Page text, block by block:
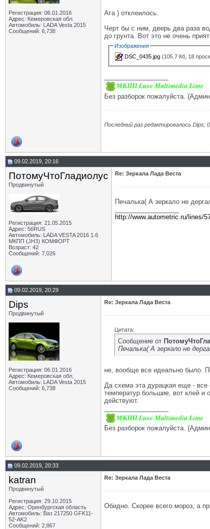
Регистрация: 06.01.2016
Адрес: Кемеровская обл.
Автомобиль: LADA Vesta 2015
Сообщений: 6,738
Ага ) отклеилось.
Черт бы с ним, дверь два раза
до грунта. Вот это не очень
Изображения
DSC_0435.jpg (105.7 Кб, 18
МКПП Luxe Multimedia Lime
Без разборок пожалуйста.
Последний раз редактировалось Dips;
09.02.2019, 20:16
ПотомуЧтоГладиолус
Продвинутый
Регистрация: 21.05.2015
Адрес: 56RUS
Автомобиль: LADA VESTA 2016 1.6
МКПП (JH3) КОМФОРТ
Возраст: 42
Сообщений: 7,026
Re: Зеркала Лада Веста
Печалька( А зеркало не
http://www.autometric.ru/lines/
09.02.2019, 20:29
Dips
Продвинутый
Регистрация: 06.01.2016
Адрес: Кемеровская обл.
Автомобиль: LADA Vesta 2015
Сообщений: 6,738
Re: Зеркала Лада Веста
Цитата:
Сообщение от
Печалька( А зеркало не
не, вообще все идеально было.
Да схема эта дурацкая еще - все
температур большие, вот клей и
действуют.
МКПП Luxe Multimedia Lime
Без разборок пожалуйста.
09.02.2019, 20:33
katran
Продвинутый
Регистрация: 29.10.2015
Адрес: Оренбургская область
Автомобиль: Ваз 217250 GFK11-
52-AK2
Сообщений: 2,867
Re: Зеркала Лада Веста
Обидно. Скорее всего мороз, а